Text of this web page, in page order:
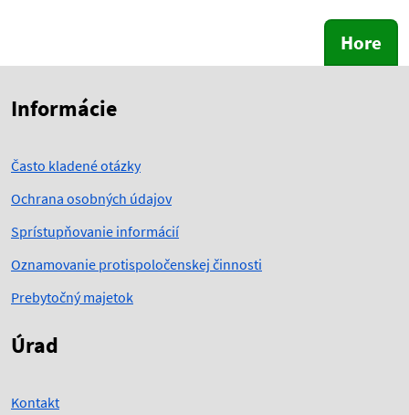
Hore
Informácie
Často kladené otázky
Ochrana osobných údajov
Sprístupňovanie informácií
Oznamovanie protispoločenskej činnosti
Prebytočný majetok
Úrad
Kontakt